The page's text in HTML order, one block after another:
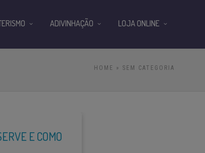
HOME » SEM CATEGORIA
E COMO
ADIVINHAÇÃO LOJA ONLINE